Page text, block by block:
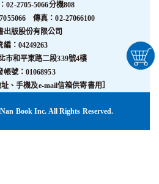
02-2705-5066分機808
傳真：02-27066100
出版股份有限公司
編：04249263
市和平東路二段339號4樓
帳號：01068953
、手機及e-mail信箱供寄書用］
Book Inc. All Rights Reserved.